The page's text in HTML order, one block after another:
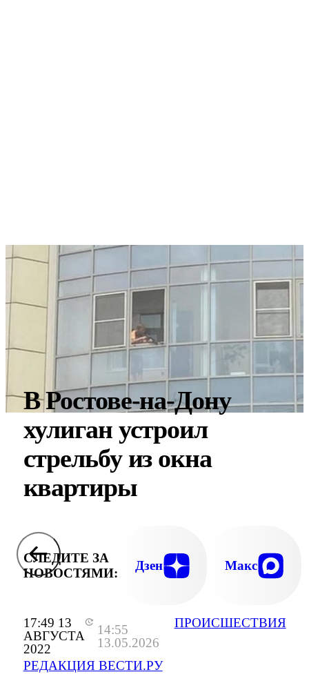
17:49 13
АВГУСТА
2022
14:55
13.05.2026
РЕДАКЦИЯ ВЕСТИ.РУ
ПРОИСШЕСТВИЯ
В Ростове-на-Дону
хулиган устроил
стрельбу из окна
квартиры
СЛЕДИТЕ ЗА
НОВОСТЯМИ:
Дзен Макс